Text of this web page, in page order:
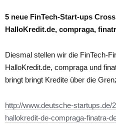
5 neue FinTech-Start-ups
HalloKredit.de, compraga,
Diesmal stellen wir die FinTech-
HalloKredit.de, compraga und
bringt bringt Kredite über die
http://www.deutsche-startups.de/
hallokredit-de-compraga-finatra-